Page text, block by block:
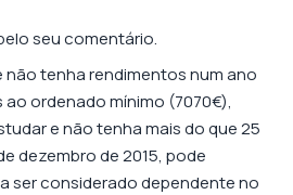
seu comentário.
não tenha rendimentos num ano
ao ordenado mínimo (7070€),
e não tenha mais do que 25
dezembro de 2015, pode
ser considerado dependente no